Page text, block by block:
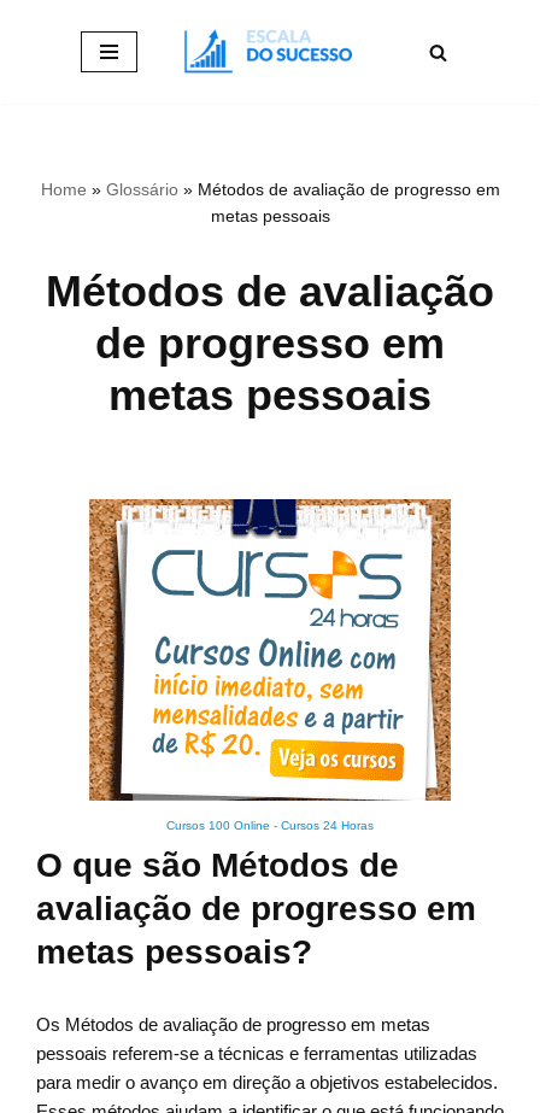
Home » Glossário» Métodos de avaliação de progresso em
metas pessoais
Métodos de avaliação
de progresso em
metas pessoais
Cursos 100 Online - Cursos 24 Horas
O que são Métodos de
avaliação de progresso em
metas pessoais?
Os Métodos de avaliação de progresso em metas
pessoais referem-se a técnicas e ferramentas utilizadas
para medir o avanço em direção a objetivos estabelecidos.